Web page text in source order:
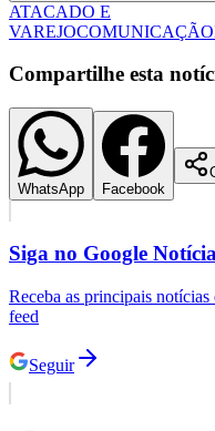
Flamengo
ATACADO E
VAREJOCOMUNICAÇÃO
Compartilhe esta
WhatsApp Facebook
Siga no Google
Receba as principais notícias
feed
Seguir